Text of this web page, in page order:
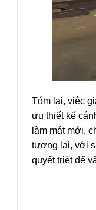
Tóm lại, việc
ưu thiết kế
làm mát mới,
tương lai, với
quyết triệt để